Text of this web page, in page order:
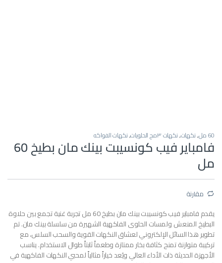
60 مل ,نكهات,نكهات ٣مج الحلويات ,نكهات الفواكه
فامباير فيب كونسيبت بينك مان بطيخ 60
مل
مقارنة
يقدم فامباير فيب كونسيبت بينك مان بطيخ 60 مل تجربة غنية تجمع بين حلاوة
البطيخ المنعش ولمسات الحلوى الفاكهية الشهيرة من سلسلة بينك مان. تم
تطوير هذا السائل الإلكتروني لعشاق النكهات القوية والسحب السلس، مع
تركيبة متوازنة تمنح كثافة بخار ممتازة وطعماً ثابتاً طوال الاستخدام. يناسب
الأجهزة الحديثة ذات الأداء العالي ويُعد خياراً مثالياً لمحبي النكهات الفاكهية في